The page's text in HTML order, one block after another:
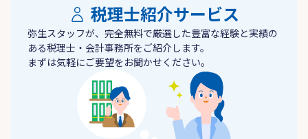
税理士紹介サービス
弥生スタッフが、完全無料で厳選した豊富な経験と実績の
ある税理士・会計事務所をご紹介します。
まずは気軽にご要望をお聞かせください。